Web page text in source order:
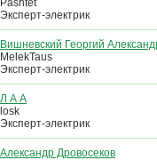
Pashtet
Эксперт-электрик
Вишневский Георгий
MelekTaus
Эксперт-электрик
Л А А
losk
Эксперт-электрик
Александр Дровосеков